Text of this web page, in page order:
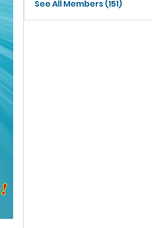
See All Members (151)